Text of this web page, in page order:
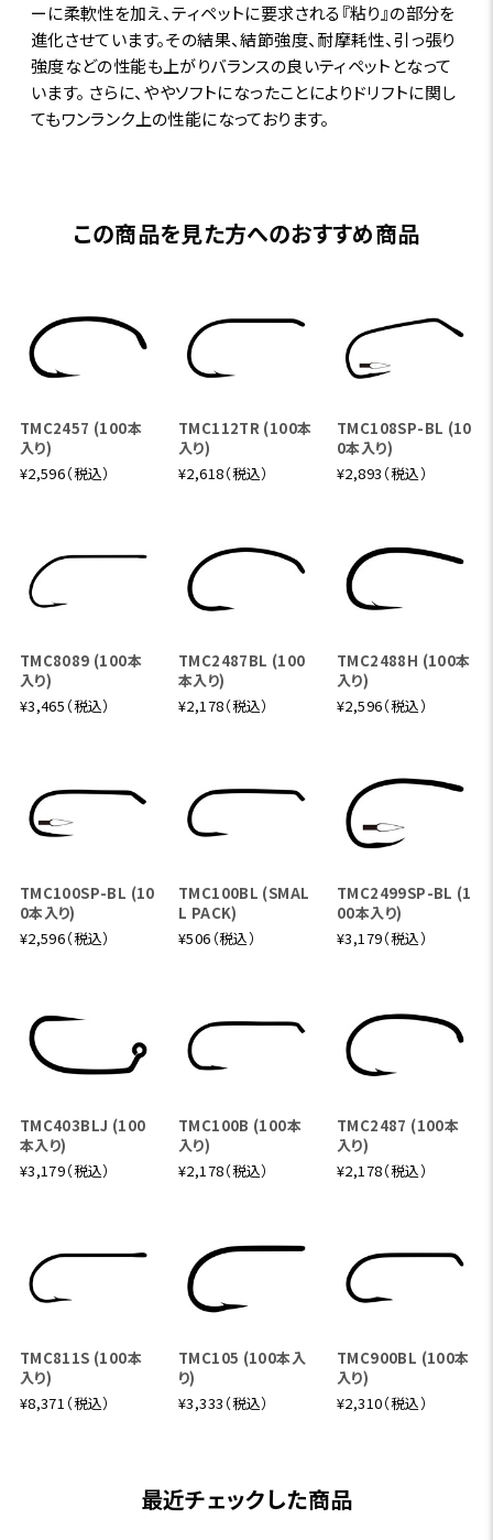
ーに柔軟性を加え、ティペットに要求される『粘り』の部分を
進化させています。その結果、結節強度、耐摩耗性、引っ張り
強度などの性能も上がりバランスの良いティペットとなって
います。 さらに、ややソフトになったことによりドリフトに関し
てもワンランク上の性能になっております。
この商品を見た方へのおすすめ商品
TMC2457 (100本
入り)
¥2,596（税込）
TMC112TR (100本
入り)
¥2,618（税込）
TMC108SP-BL (10
0本入り)
¥2,893（税込）
TMC8089 (100本
入り)
¥3,465（税込）
TMC2487BL (100
本入り)
¥2,178（税込）
TMC2488H (100本
入り)
¥2,596（税込）
TMC100SP-BL (10
0本入り)
¥2,596（税込）
TMC100BL (SMAL
L PACK)
¥506（税込）
TMC2499SP-BL (1
00本入り)
¥3,179（税込）
TMC403BLJ (100
本入り)
¥3,179（税込）
TMC100B (100本
入り)
¥2,178（税込）
TMC2487 (100本
入り)
¥2,178（税込）
TMC811S (100本
入り)
¥8,371（税込）
TMC105 (100本入
り)
¥3,333（税込）
TMC900BL (100本
入り)
¥2,310（税込）
最近チェックした商品